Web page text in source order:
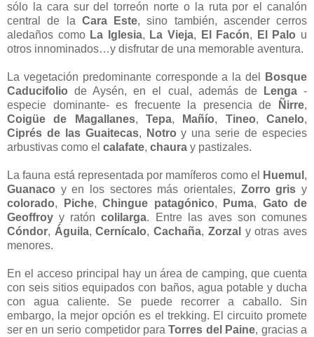
sólo la cara sur del torreón norte o la ruta por el canalón
central de la Cara Este, sino también, ascender cerros
aledaños como La Iglesia, La Vieja, El Facón, El Palo u
otros innominados…y disfrutar de una memorable aventura.
La vegetación predominante corresponde a la del
Bosque
Caducifolio de Aysén, en el cual, además de Lenga-
especie dominante- es frecuente la presencia de
Ñirre,
Coigüe de Magallanes,Tepa, Mañío, Tineo,Canelo,
Ciprés de las Guaitecas, Notro y una serie de especies
arbustivas como el calafate, chaura y pastizales.
La fauna está representada por mamíferos como el Huemul ,
Guanaco y en los sectores más orientales, Zorro gris y
colorado, Piche, Chingue patagónico, Puma, Gato de
Geoffroy y ratóncolilarga. Entre las aves son comunes
Cóndor, Águila,Cernícalo,Cachaña, Zorzal y otras aves
menores.
En el acceso principal hay un área de camping, que cuenta
con seis sitios equipados con baños, agua potable y ducha
con agua caliente. Se puede recorrer a caballo. Sin
embargo, la mejor opción es el trekking. El circuito promete
ser en un serio competidor paraTorres del Paine, gracias a